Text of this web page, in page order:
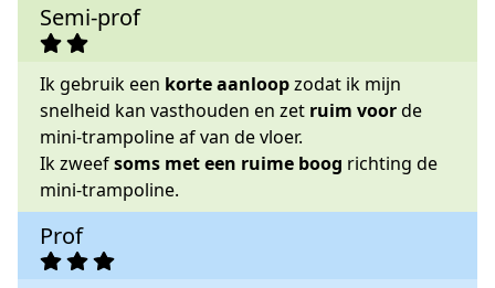
Semi-prof
Ik gebruik een korte aanloopzodat ik mijn
snelheid kan vasthouden en zet ruim voorde
mini-trampoline af van de vloer.
Ik zweefsoms met een ruime boog richting de
mini-trampoline.
Prof